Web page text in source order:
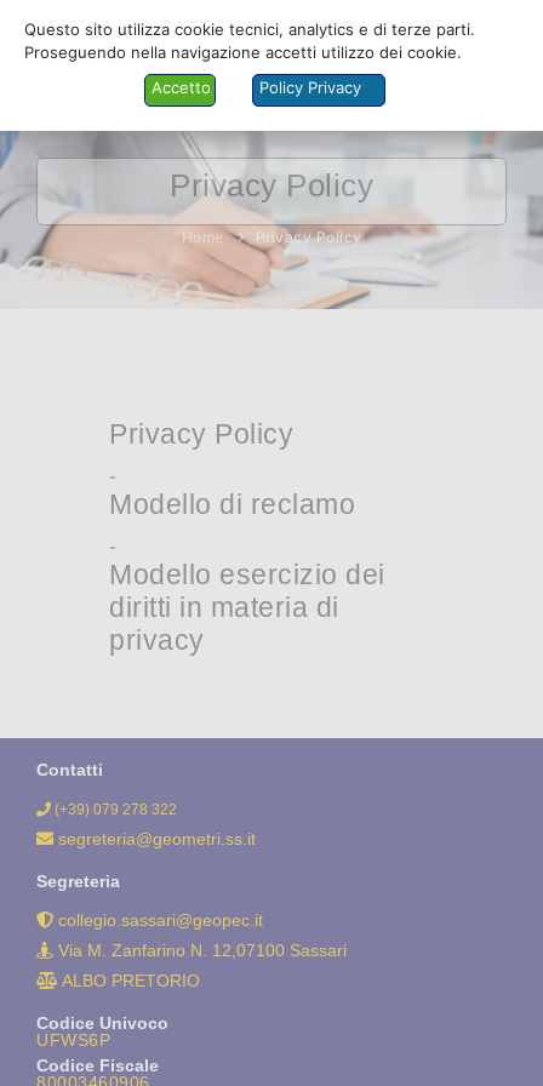
COLLEGIO
ALBO
AMMINISTRAZIONE TRASPARENTE
NEWS
SEGRETERIA
AREA RISERVATA
Privacy Policy
Home Privacy Policy
Privacy Policy
-
Modello di reclamo
-
Modello esercizio dei
diritti in materia di
privacy
Contatti
(+39) 079 278 322
segreteria@geometri.ss.it
Segreteria
collegio.sassari@geopec.it
Via M. Zanfarino N. 12,07100 Sassari
ALBO PRETORIO
Codice Univoco
UFWS6P
Codice Fiscale
80003460906
Questo sito utilizza cookie tecnici, analytics e di terze parti.
Proseguendo nella navigazione accetti utilizzo dei cookie.
Policy Privacy
Accetto